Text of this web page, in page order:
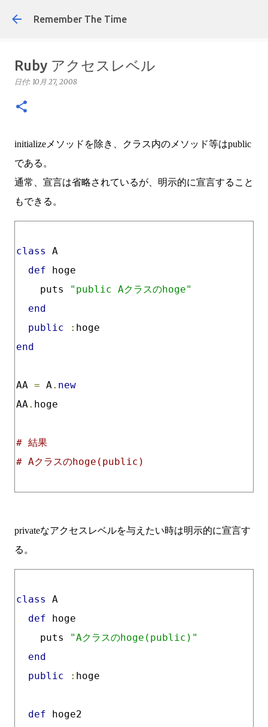
スキップしてメイン コンテンツに移動
Remember The Time
Ruby アクセスレベル
日付: 10月 27, 2008
initializeメソッドを除き、クラス内のメソッド等はpublic
である。
通常、宣言は省略されているが、明示的に宣言すること
もできる。
class
A
def hoge
    puts
"public Aクラスのhoge"
end
public
: hoge
end
AA = A. new
AA. hoge
# 結果
# Aクラスのhoge(public)
privateなアクセスレベルを与えたい時は明示的に宣言す
る。
class
A
def hoge
    puts
"Aクラスのhoge(public)"
end
public
: hoge
def hoge2